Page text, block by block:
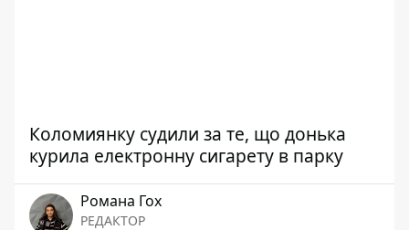
Коломиянку судили за те, що донька
курила електронну сигарету в парку
Романа Гох
РЕДАКТОР